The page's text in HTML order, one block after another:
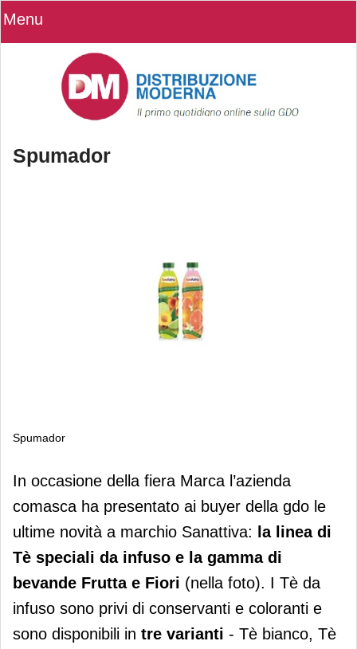
Menu
Spumador
Spumador
Spumador
In occasione della fiera Marca l’azienda
comasca ha presentato ai buyer della gdo le
ultime novità a marchio Sanattiva: la linea di
Tè speciali da infuso e la gamma di
bevande Frutta e Fiori (nella foto). I Tè da
infuso sono privi di conservanti e coloranti e
sono disponibili in tre varianti - Tè bianco, Tè